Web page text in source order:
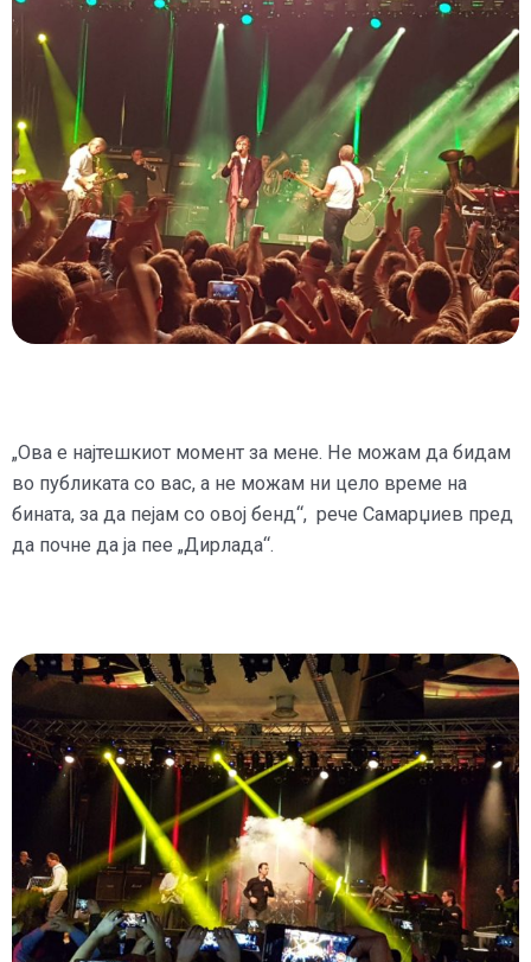
„Ова е најтешкиот момент за мене. Не можам да бидам
во публиката со вас, а не можам ни цело време на
бината, за да пејам со овој бенд“, рече Самарџиев пред
да почне да ја пее „Дирлада“.